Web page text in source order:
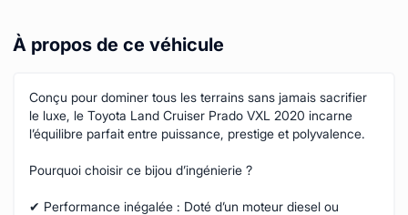
À propos de ce véhicule
Conçu pour dominer tous les terrains sans jamais sacrifier
le luxe, le Toyota Land Cruiser Prado VXL 2020 incarne
l’équilibre parfait entre puissance, prestige et polyvalence.
Pourquoi choisir ce bijou d’ingénierie ?
✔ Performance inégalée : Doté d’un moteur diesel ou